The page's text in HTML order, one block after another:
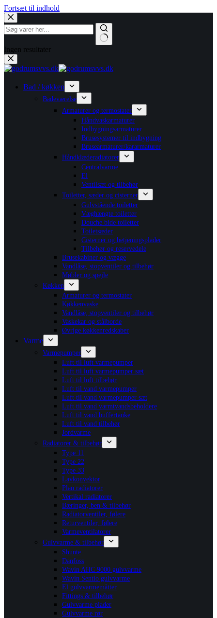
Fortsæt til indhold
Ingen resultater
Bad / køkken
Badeværelse
Armaturer og termostater
Håndvaskarmaturer
Indbygningsarmaturer
Brusesystemer til indbygning
Brusearmaturer/kararmaturer
Håndklæderadiatorer
Centralvarme
El
Ventilsæt og tilbehør
Toiletter, sæder og cisterner
Gulvstående toiletter
Væghængte toiletter
Douche bide toiletter
Toiletsæder
Cisterner og betjeningsplader
Tilbehør og reservedele
Brusekabiner og vægge
Vandlåse, stopventiler og tilbehør
Møbler og spejle
Køkken
Armaturer og termostater
Køkkenvaske
Vandlåse, stopventiler og tilbehør
Vaskekar og stålborde
Øvrige køkkenredskaber
Varme
Varmepumper
Luft til luft varmepumper
Luft til luft varmepumper sæt
Luft til luft tilbehør
Luft til vand varmepumper
Luft til vand varmepumper sæt
Luft til vand varmtvandsbeholdere
Luft til vand buffertanke
Luft til vand tilbehør
Jordvarme
Radiatorer & tilbehør
Type 11
Type 22
Type 33
Lavkonvektor
Plan radiatorer
Vertikal radiatorer
Bæringer, ben & tilbehør
Radiatorventiler, følere
Returventiler, følere
Varmeventilatorer
Gulvvarme & tilbehør
Shunte
Danfoss
Wavin AHC 9000 gulvvarme
Wavin Sentio gulvvarme
El gulvvarmemåtter
Fittings & tilbehør
Gulvvarme plader
Gulvvarme rør